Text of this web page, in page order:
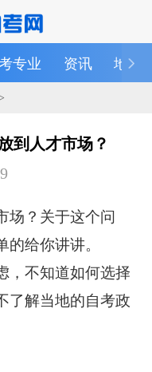
专业 资讯 地区
到人才市场？
场？关于这个问
给你讲讲。
，不知道如何选择
了解当地的自考政